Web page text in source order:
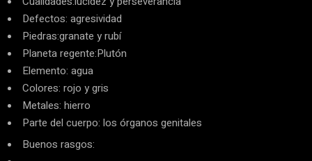
Defectos: agresividad
Piedras:granate y rubí
Planeta regente:Plutón
Elemento: agua
Colores: rojo y gris
Metales: hierro
Parte del cuerpo: los órganos genitales
Buenos rasgos: